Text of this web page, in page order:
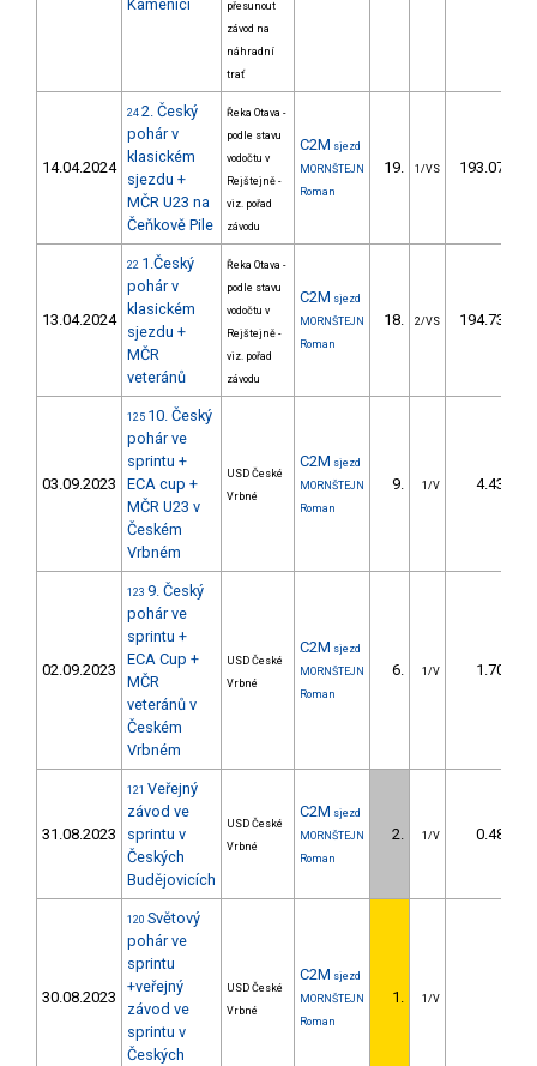
Kamenici
přesunout
závod na
náhradní
trať
14.04.2024
24 2. Český
pohár v
klasickém
sjezdu +
MČR U23 na
Čeňkově Pile
Řeka Otava -
podle stavu
vodočtu v
Rejštejně -
viz. pořad
závodu
C2M sjezd
MORNŠTEJN
Roman
19. 1/VS 193.07
13.04.2024
22 1.Český
pohár v
klasickém
sjezdu +
MČR
veteránů
Řeka Otava -
podle stavu
vodočtu v
Rejštejně -
viz. pořad
závodu
C2M sjezd
MORNŠTEJN
Roman
18. 2/VS 194.73
03.09.2023
125 10. Český
pohár ve
sprintu +
ECA cup +
MČR U23 v
Českém
Vrbném
USD České
Vrbné
C2M sjezd
MORNŠTEJN
Roman
9. 1/V 4.43
02.09.2023
123 9. Český
pohár ve
sprintu +
ECA Cup +
MČR
veteránů v
Českém
Vrbném
USD České
Vrbné
C2M sjezd
MORNŠTEJN
Roman
6. 1/V 1.70
31.08.2023
121 Veřejný
závod ve
sprintu v
Českých
Budějovicích
USD České
Vrbné
C2M sjezd
MORNŠTEJN
Roman
2. 1/V 0.48
30.08.2023
120 Světový
pohár ve
sprintu
+veřejný
závod ve
sprintu v
Českých
USD České
Vrbné
C2M sjezd
MORNŠTEJN
Roman
1. 1/V